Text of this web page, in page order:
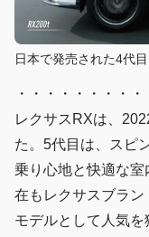
日本で発売された4代
・・・・・・・・・
レクサスRXは、
た。5代目は、スピ
乗り心地と快適な
在もレクサスブラ
モデルとして人気を